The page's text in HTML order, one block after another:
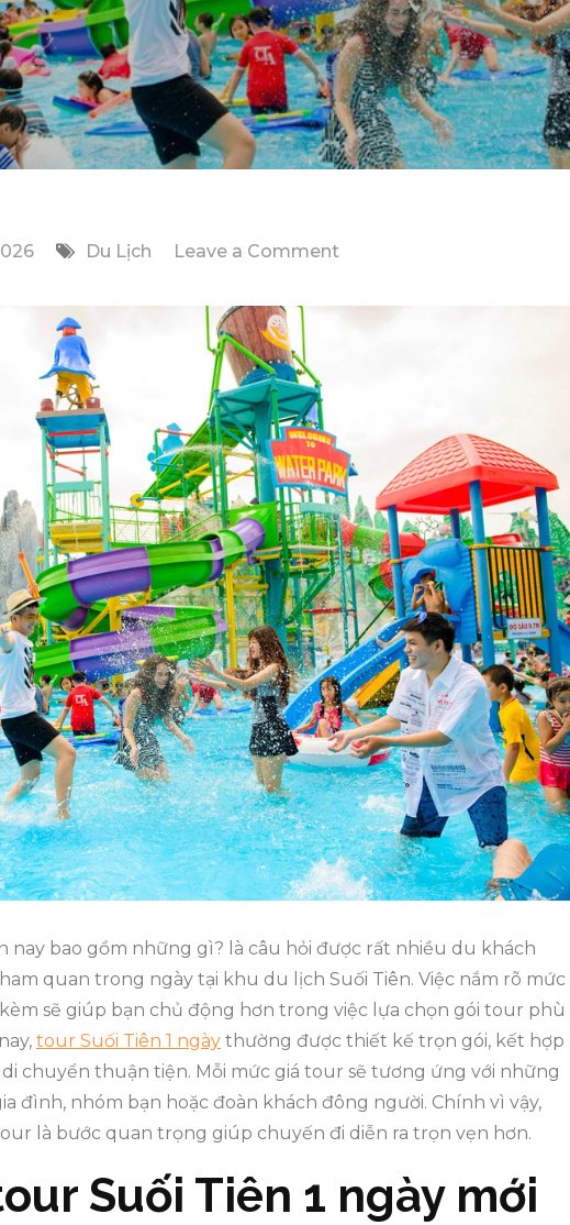
Du Lịch Leave a Comment
Tour
1
Ngày
Hiện
Nay
Bao
Gồm
Những
Gì?
nay bao gồm những gì? là câu hỏi được rất nhiều du khách
quan trong ngày tại khu du lịch Suối Tiên. Việc nắm rõ mức
sẽ giúp bạn chủ động hơn trong việc lựa chọn gói tour phù
tour Suối Tiên 1 ngày thường được thiết kế trọn gói, kết hợp
chuyển thuận tiện. Mỗi mức giá tour sẽ tương ứng với những
đình, nhóm bạn hoặc đoàn khách đông người. Chính vì vậy,
là bước quan trọng giúp chuyến đi diễn ra trọn vẹn hơn.
Suối Tiên 1 ngày mới